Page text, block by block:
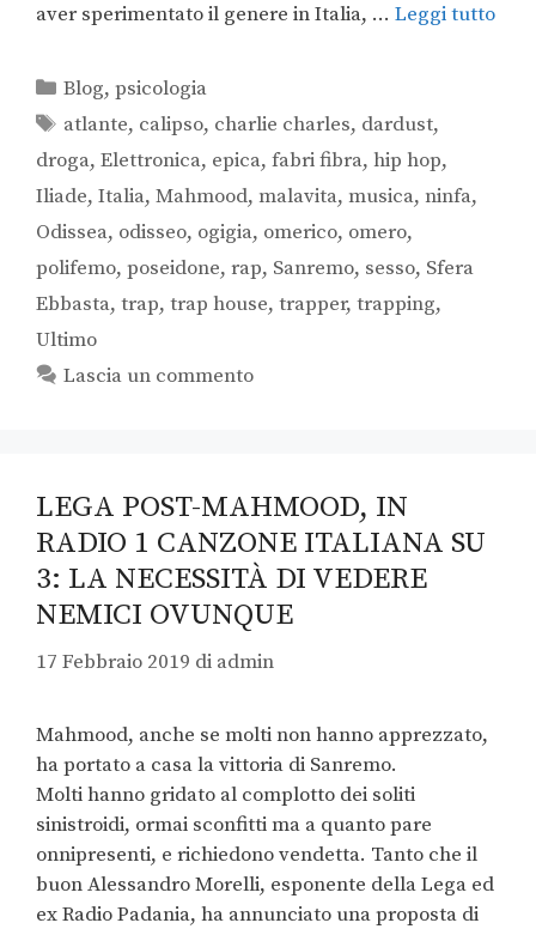
aver sperimentato il genere in Italia, … Leggi tutto
Blog,psicologia
atlante, calipso, charlie charles, dardust,
droga, Elettronica, epica, fabri fibra, hip hop,
Iliade, Italia, Mahmood, malavita, musica, ninfa,
Odissea, odisseo, ogigia, omerico, omero,
polifemo, poseidone, rap, Sanremo, sesso, Sfera
Ebbasta, trap, trap house, trapper, trapping,
Ultimo
Lascia un commento
LEGA POST-MAHMOOD, IN
RADIO 1 CANZONE ITALIANA SU
3: LA NECESSITÀ DI VEDERE
NEMICI OVUNQUE
17 Febbraio 2019 di admin
Mahmood, anche se molti non hanno apprezzato,
ha portato a casa la vittoria di Sanremo.
Molti hanno gridato al complotto dei soliti
sinistroidi, ormai sconfitti ma a quanto pare
onnipresenti, e richiedono vendetta. Tanto che il
buon Alessandro Morelli, esponente della Lega ed
ex Radio Padania, ha annunciato una proposta di